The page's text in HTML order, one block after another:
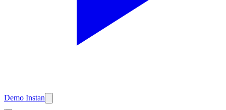
Demo Instan